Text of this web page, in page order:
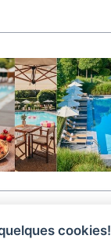
cookies!